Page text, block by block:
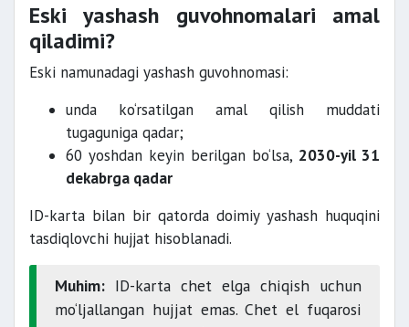
Eski yashash guvohnomalari amal
qiladimi?
Eski namunadagi yashash guvohnomasi:
unda ko‘rsatilgan amal qilish muddati
tugaguniga qadar;
60 yoshdan keyin berilgan bo‘lsa, 2030-yil 31
dekabrga qadar
ID-karta bilan bir qatorda doimiy yashash huquqini
tasdiqlovchi hujjat hisoblanadi.
Muhim: ID-karta chet elga chiqish uchun
mo‘ljallangan hujjat emas. Chet el fuqarosi